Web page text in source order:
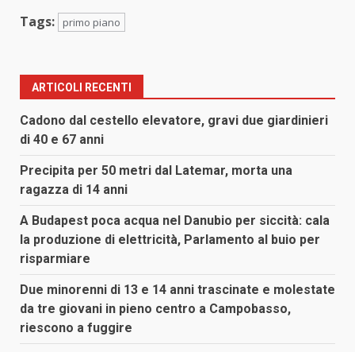
Tags: primo piano
ARTICOLI RECENTI
Cadono dal cestello elevatore, gravi due giardinieri
di 40 e 67 anni
Precipita per 50 metri dal Latemar, morta una
ragazza di 14 anni
A Budapest poca acqua nel Danubio per siccità: cala
la produzione di elettricità, Parlamento al buio per
risparmiare
Due minorenni di 13 e 14 anni trascinate e molestate
da tre giovani in pieno centro a Campobasso,
riescono a fuggire